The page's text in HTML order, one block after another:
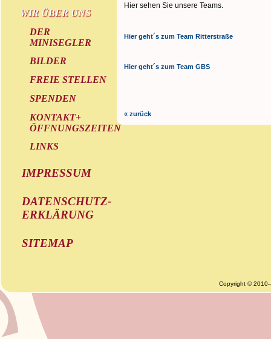
WIR ÜBER UNS
DER
MINISEGLER
BILDER
FREIE STELLEN
SPENDEN
KONTAKT+
ÖFFNUNGSZEITEN
LINKS
IMPRESSUM
DATENSCHUTZ-
ERKLÄRUNG
SITEMAP
Hier sehen Sie unsere Teams.
Hier geht´s zum Team Ritterstraße
Hier geht´s zum Team GBS
« zurück
Copyright ©